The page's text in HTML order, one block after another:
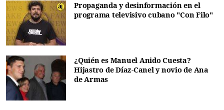
Propaganda y desinformación en el
programa televisivo cubano "Con Filo"
¿Quién es Manuel Anido Cuesta?
Hijastro de Díaz-Canel y novio de Ana
de Armas